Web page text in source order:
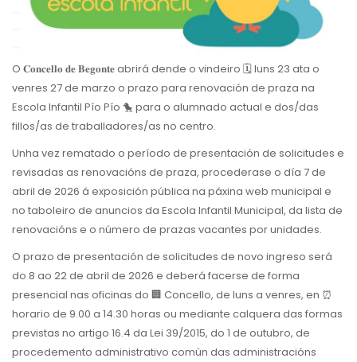
O 𝐂𝐨𝐧𝐜𝐞𝐥𝐥𝐨 𝐝𝐞 𝐁𝐞𝐠𝐨𝐧𝐭𝐞 abrirá dende o vindeiro 🗓 luns 23 ata o
venres 27 de marzo o prazo para renovación de praza na
Escola Infantil Pío Pío 🐤 para o alumnado actual e dos/das
fillos/as de traballadores/as no centro.
Unha vez rematado o período de presentación de solicitudes e
revisadas as renovacións de praza, procederase o día 7 de
abril de 2026 á exposición pública na páxina web municipal e
no taboleiro de anuncios da Escola Infantil Municipal, da lista de
renovacións e o número de prazas vacantes por unidades.
O prazo de presentación de solicitudes de novo ingreso será
do 8 ao 22 de abril de 2026 e deberá facerse de forma
presencial nas oficinas do 🏢 Concello, de luns a venres, en ⏰
horario de 9.00 a 14.30 horas ou mediante calquera das formas
previstas no artigo 16.4 da Lei 39/2015, do 1 de outubro, de
procedemento administrativo común das administracións